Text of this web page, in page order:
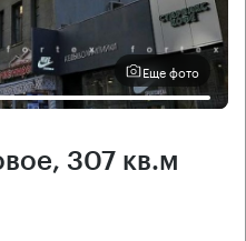
Еще фото
307 кв.м